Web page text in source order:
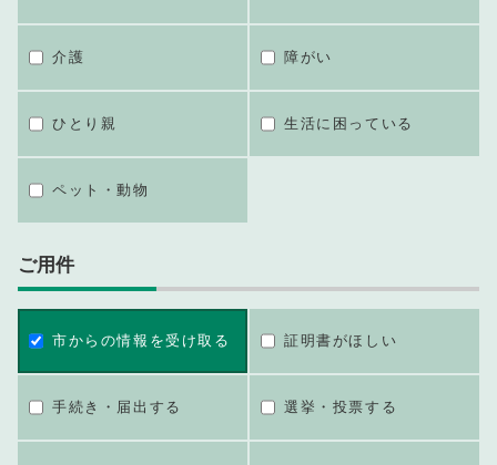
介護 障がい
ひとり親 生活に困っている
ペット・動物
ご用件
市からの情報を受け取る 証明書がほしい
手続き・届出する 選挙・投票する